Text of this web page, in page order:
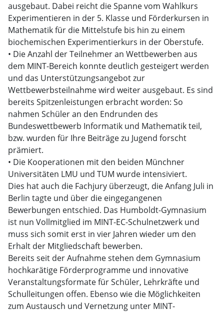
ausgebaut. Dabei reicht die Spanne vom Wahlkurs
Experimentieren in der 5. Klasse und Förderkursen in
Mathematik für die Mittelstufe bis hin zu einem
biochemischen Experimentierkurs in der Oberstufe.
• Die Anzahl der Teilnehmer an Wettbewerben aus
dem MINT-Bereich konnte deutlich gesteigert werden
und das Unterstützungsangebot zur
Wettbewerbsteilnahme wird weiter ausgebaut. Es sind
bereits Spitzenleistungen erbracht worden: So
nahmen Schüler an den Endrunden des
Bundeswettbewerb Informatik und Mathematik teil,
bzw. wurden für Ihre Beiträge zu Jugend forscht
prämiert.
• Die Kooperationen mit den beiden Münchner
Universitäten LMU und TUM wurde intensiviert.
Dies hat auch die Fachjury überzeugt, die Anfang Juli in
Berlin tagte und über die eingegangenen
Bewerbungen entschied. Das Humboldt-Gymnasium
ist nun Vollmitglied im MINT-EC-Schulnetzwerk und
muss sich somit erst in vier Jahren wieder um den
Erhalt der Mitgliedschaft bewerben.
Bereits seit der Aufnahme stehen dem Gymnasium
hochkarätige Förderprogramme und innovative
Veranstaltungsformate für Schüler, Lehrkräfte und
Schulleitungen offen. Ebenso wie die Möglichkeiten
zum Austausch und Vernetzung unter MINT-